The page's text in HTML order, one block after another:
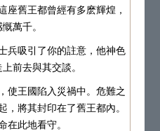
座舊王都曾經有多麽輝煌，
萬千。
兵吸引了你的註意，他神色
前去與其交談。
使王國陷入災禍中。危難之
，將其封印在了舊王都內。
在此地看守。